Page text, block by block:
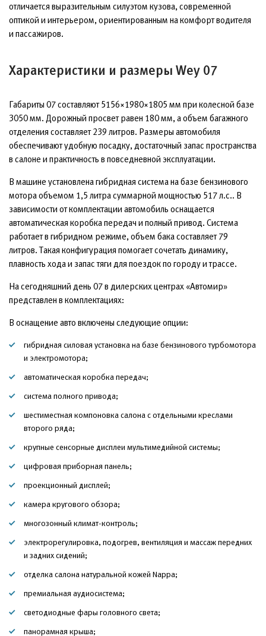
отличается выразительным силуэтом кузова, современной
оптикой и интерьером, ориентированным на комфорт водителя
и пассажиров.
Характеристики и размеры Wey 07
Габариты 07 составляют 5156×1980×1805 мм при колесной базе
3050 мм. Дорожный просвет равен 180 мм, а объем багажного
отделения составляет 239 литров. Размеры автомобиля
обеспечивают удобную посадку, достаточный запас пространства
в салоне и практичность в повседневной эксплуатации.
В машине установлена гибридная система на базе бензинового
мотора объемом 1,5 литра суммарной мощностью 517 л.с.. В
зависимости от комплектации автомобиль оснащается
автоматическая коробка передач и полный привод. Система
работает в гибридном режиме, объем бака составляет 79
литров. Такая конфигурация помогает сочетать динамику,
плавность хода и запас тяги для поездок по городу и трассе.
На сегодняшний день 07 в дилерских центрах «Автомир»
представлен в комплектациях:
В оснащение авто включены следующие опции:
гибридная силовая установка на базе бензинового турбомотора
и электромотора;
автоматическая коробка передач;
система полного привода;
шестиместная компоновка салона с отдельными креслами
второго ряда;
крупные сенсорные дисплеи мультимедийной системы;
цифровая приборная панель;
проекционный дисплей;
камера кругового обзора;
многозонный климат-контроль;
электрорегулировка, подогрев, вентиляция и массаж передних
и задних сидений;
отделка салона натуральной кожей Nappa;
премиальная аудиосистема;
светодиодные фары головного света;
панорамная крыша;